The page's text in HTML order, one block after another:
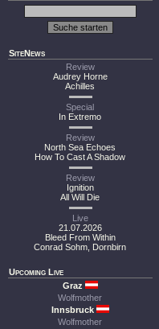
SiteNews
Review
Audrey Horne
Achilles
Special
In Extremo
Review
North Sea Echoes
How To Cast A Shadow
Review
Ignition
All Will Die
Live
21.07.2026
Bleed From Within
Conrad Sohm, Dornbirn
Upcoming Live
Graz
Wolfmother
Innsbruck
Wolfmother